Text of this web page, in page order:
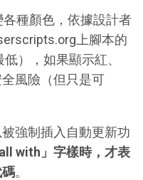
種顏色，依據設計者
上腳本的
），如果顯示紅、
風險（但只是可
強制插入自動更新功
with」字樣時，才表
。